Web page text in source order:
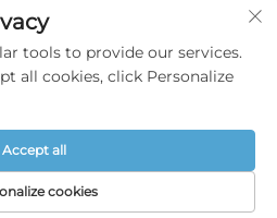
GateFuzhou,Fujian,Kina
-Privatlivspolitik
tools to provide our services.
all cookies, click Personalize
cookies
Accept all